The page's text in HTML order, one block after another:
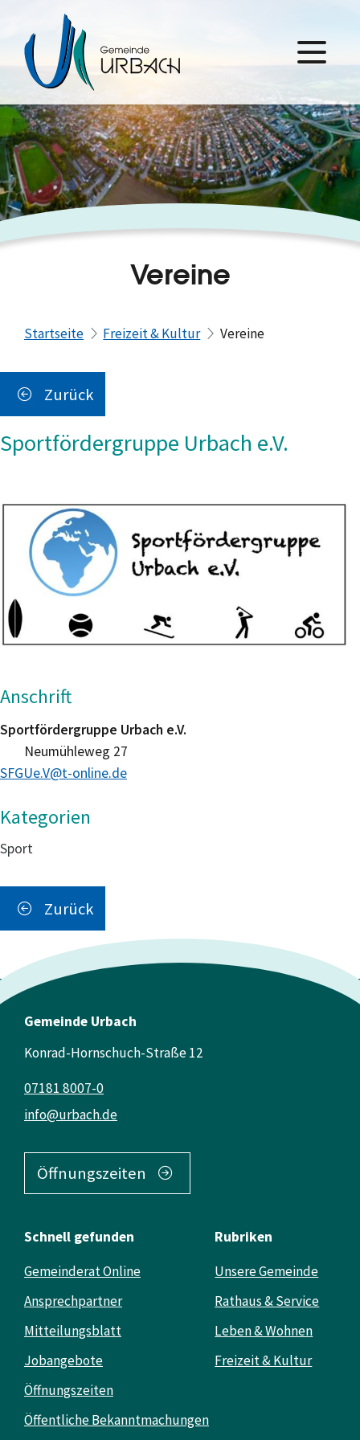
Vereine
Startseite Freizeit & Kultur Vereine
Zurück
Sportfördergruppe Urbach e.V.
Anschrift
Sportfördergruppe Urbach e.V.
Neumühleweg 27
SFGUe.V@t-online.de
Sport
Zurück
Gemeinde Urbach
Konrad-Hornschuch-Straße 12
info@urbach.de
07181 8007-0
Öffnungszeiten
Schnell gefunden
Gemeinderat Online
Ansprechpartner
Mitteilungsblatt
Jobangebote
Öffnungszeiten
Öffentliche Bekanntmachungen
Rubriken
Unsere Gemeinde
Rathaus & Service
Leben & Wohnen
Freizeit & Kultur